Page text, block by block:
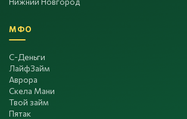
МФО
С-Деньги
ЛайфЗайм
Аврора
Скела Мани
Твой займ
Пятак